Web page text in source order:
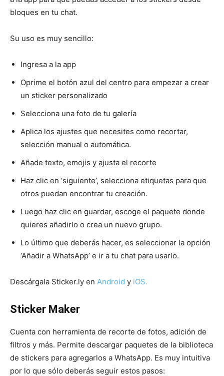
bloques en tu chat.
Su uso es muy sencillo:
Ingresa a la app
Oprime el botón azul del centro para empezar a crear
un sticker personalizado
Selecciona una foto de tu galería
Aplica los ajustes que necesites como recortar,
selección manual o automática.
Añade texto, emojis y ajusta el recorte
Haz clic en ‘siguiente’, selecciona etiquetas para que
otros puedan encontrar tu creación.
Luego haz clic en guardar, escoge el paquete donde
quieres añadirlo o crea un nuevo grupo.
Lo último que deberás hacer, es seleccionar la opción
‘Añadir a WhatsApp’ e ir a tu chat para usarlo.
Descárgala Sticker.ly en Android y iOS.
Sticker Maker
Cuenta con herramienta de recorte de fotos, adición de
filtros y más. Permite descargar paquetes de la biblioteca
de stickers para agregarlos a WhatsApp. Es muy intuitiva
por lo que sólo deberás seguir estos pasos: